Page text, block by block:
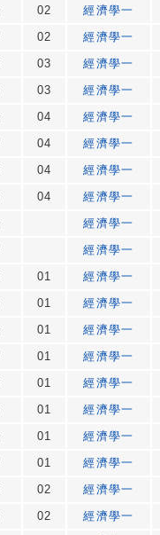
02
經濟學一
02
經濟學一
03
經濟學一
03
經濟學一
04
經濟學一
04
經濟學一
04
經濟學一
04
經濟學一
經濟學一
經濟學一
01
經濟學一
01
經濟學一
01
經濟學一
01
經濟學一
01
經濟學一
01
經濟學一
01
經濟學一
01
經濟學一
02
經濟學一
02
經濟學一